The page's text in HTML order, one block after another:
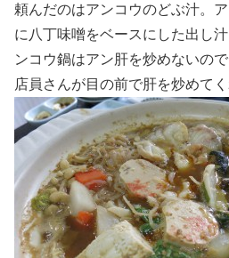
頼んだのはアンコウのどぶ汁。
に八丁味噌をベースにした出し
ンコウ鍋はアン肝を炒めないの
店員さんが目の前で肝を炒めて